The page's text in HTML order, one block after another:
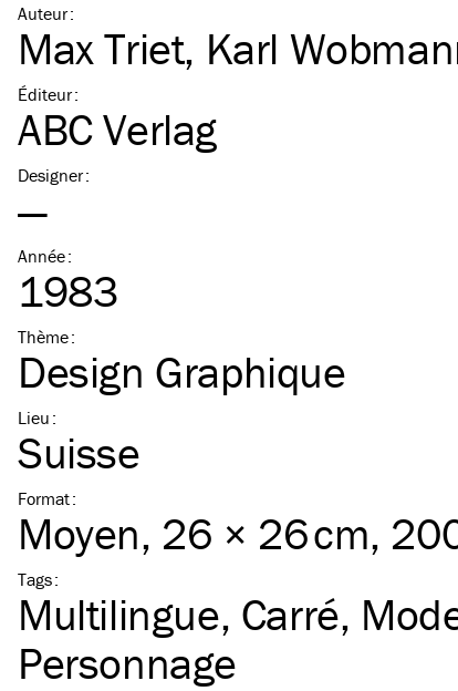
Auteur:
Max Triet, Karl
Éditeur:
ABC Verlag
Designer:
—
Année:
1983
Thème:
Design Graphique
Lieu :
Suisse
Format:
Moyen, 26 × 26 cm,
Tags:
Multilingue Carré
Personnage